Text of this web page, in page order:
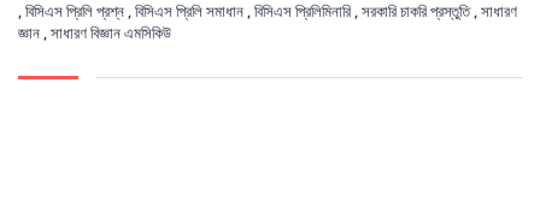
, বিসিএস প্রিলি প্রশ্ন , বিসিএস প্রিলি সমাধান , বিসিএস প্রিলিমিনারি , সরকারি চাকরি প্রস্তুতি, সাধারণ
জ্ঞান , সাধারণ বিজ্ঞান এমসিকিউ